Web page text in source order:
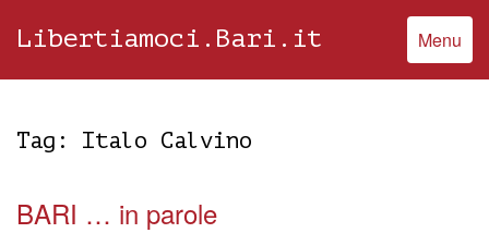
Libertiamoci.Bari.it Menu
Tag: Italo Calvino
BARI … in parole